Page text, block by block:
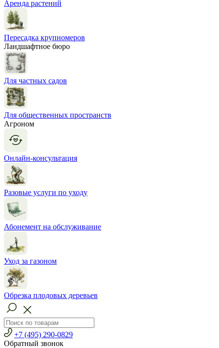
Аренда растений
Пересадка крупномеров
Ландшафтное бюро
Для частных садов
Для общественных пространств
Агроном
Онлайн-консультация
Разовые услуги по уходу
Абонемент на обслуживание
Уход за газоном
Обрезка плодовых деревьев
+7 (495) 290-0829
Обратный звонок